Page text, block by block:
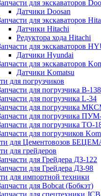
для экскаваторов
Датчики Doosan
для экскаваторов
Датчики Hitachi
Редуктора хода Hitachi
для экскаваторов
Датчики Hyundai
для экскаваторов
Датчики Komatsu
для погрузчиков
для погрузчика B-138
для погрузчика L-34
для погрузчика
для погрузчика
для погрузчика ТО-
для погрузчиков
для Цементовозов
для грейдеров
для Грейдера ДЗ-122
для Грейдера ДЗ-98
для импортной техники
для Bobcat (Бобкэт)
для спецтехники JCB